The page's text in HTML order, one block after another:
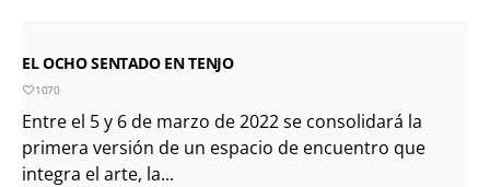
EL OCHO SENTADO EN TENJO
1070
Entre el 5 y 6 de marzo de 2022 se consolidará la
primera versión de un espacio de encuentro que
integra el arte, la...